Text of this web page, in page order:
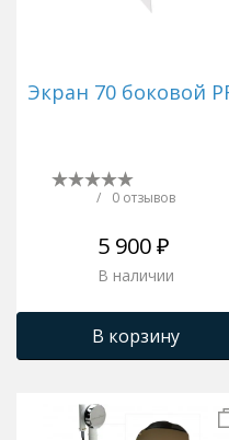
Экран 70 боковой
/ 0 отзывов
5 900 ₽
В наличии
В корзину